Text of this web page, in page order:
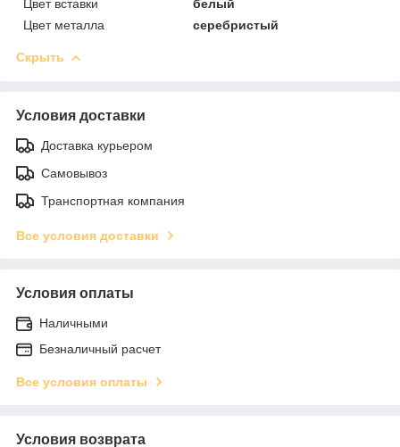
Цвет вставки
белый
Цвет металла
серебристый
Скрыть
Условия доставки
Доставка курьером
Самовывоз
Транспортная компания
Все условия доставки
Условия оплаты
Наличными
Безналичный расчет
Все условия оплаты
Условия возврата